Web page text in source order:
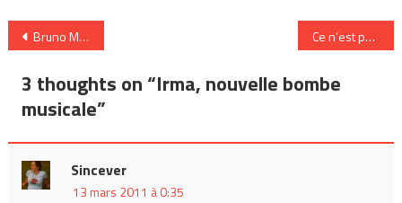
Navigation
de
l’article
Bruno Mars à l’Olympia Ce n’est pas parce que l’on est amateur de musiques extrêmes que l’on n’a rien entre les oreilles !
3 thoughts on “Irma, nouvelle bombe
musicale”
Sincever
13 mars 2011 à 0:35